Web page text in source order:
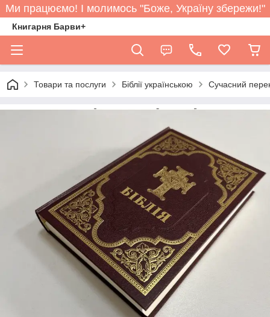
Ми працюємо! І молимось "Боже, Україну збережи!"
Книгарня Барви+
Товари та послуги Біблії українською Сучасний